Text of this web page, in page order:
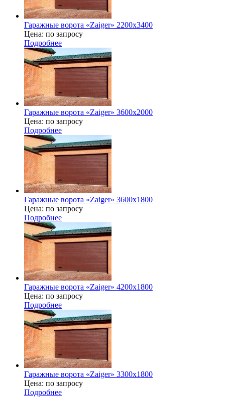
Гаражные ворота «Zaiger» 2200x3400
Цена: по запросу
Подробнее
Гаражные ворота «Zaiger» 3600х2000
Цена: по запросу
Подробнее
Гаражные ворота «Zaiger» 3600х1800
Цена: по запросу
Подробнее
Гаражные ворота «Zaiger» 4200х1800
Цена: по запросу
Подробнее
Гаражные ворота «Zaiger» 3300х1800
Цена: по запросу
Подробнее